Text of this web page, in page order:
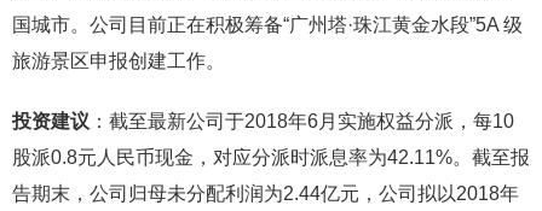
国城市。公司目前正在积极筹备“广州塔·珠江黄金水段”5A 级
旅游景区申报创建工作。
投资建议 ：截至最新公司于2018年6月实施权益分派，每10
股派0.8元人民币现金，对应分派时派息率为42.11%。截至报
告期末，公司归母未分配利润为2.44亿元，公司拟以2018年